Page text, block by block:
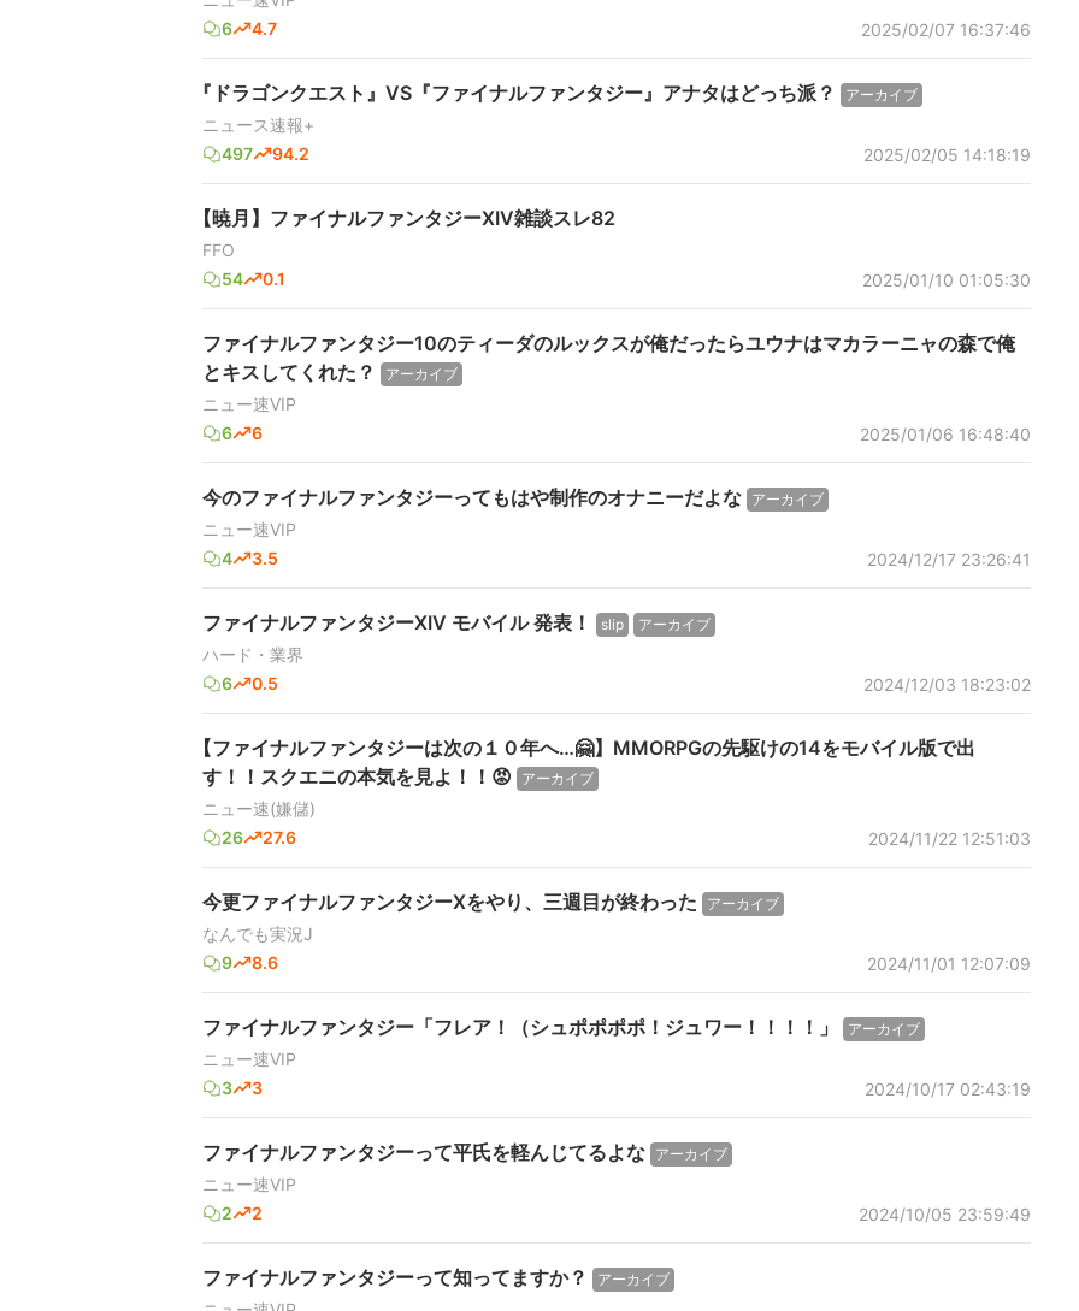
6
4.7 2025/02/07 16:37:46
『ドラゴンクエスト』VS『ファイナルファンタジー』アナタはどっち派？ アーカイブ
ニュース速報+
497
94.2 2025/02/05 14:18:19
【暁月】ファイナルファンタジーXIV雑談スレ82
FFO
54
0.1 2025/01/10 01:05:30
ファイナルファンタジー10のティーダのルックスが俺だったらユウナはマカラーニャの森で俺
とキスしてくれた？
アーカイブ
ニュー速VIP
6
6 2025/01/06 16:48:40
今のファイナルファンタジーってもはや制作のオナニーだよな アーカイブ
ニュー速VIP
4
3.5 2024/12/17 23:26:41
ファイナルファンタジーXIV モバイル 発表！ slip アーカイブ
ハード・業界
6
0.5 2024/12/03 18:23:02
【ファイナルファンタジーは次の１０年へ…🤗】MMORPGの先駆けの14をモバイル版で出
す！！スクエニの本気を見よ！！😡
アーカイブ
ニュー速(嫌儲)
26
27.6 2024/11/22 12:51:03
今更ファイナルファンタジーXをやり、三週目が終わった アーカイブ
なんでも実況J
9
8.6 2024/11/01 12:07:09
ファイナルファンタジー「フレア！（シュポポポポ！ジュワー！！！！」 アーカイブ
ニュー速VIP
3
3 2024/10/17 02:43:19
ファイナルファンタジーって平氏を軽んじてるよな アーカイブ
ニュー速VIP
2
2 2024/10/05 23:59:49
ファイナルファンタジーって知ってますか？ アーカイブ